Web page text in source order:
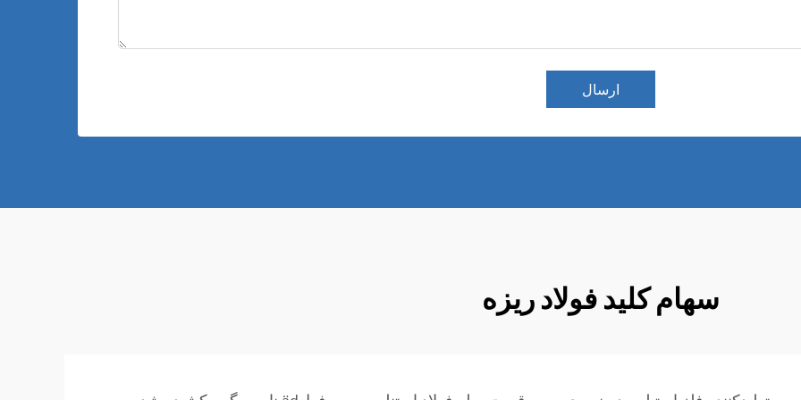
ارسال
سهام کلید فولاد ریزه